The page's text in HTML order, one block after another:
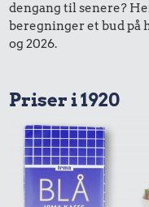
dengang til senere?
beregninger et bud på
og 2026.
Priser i 1920